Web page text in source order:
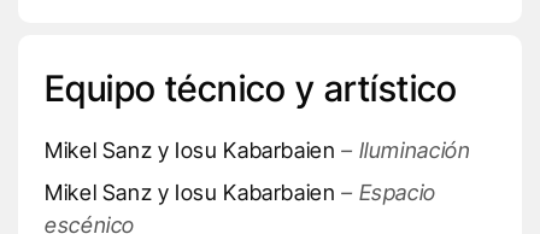
Equipo técnico y artístico
Mikel Sanz y Iosu Kabarbaien – Iluminación
Mikel Sanz y Iosu Kabarbaien – Espacio
escénico